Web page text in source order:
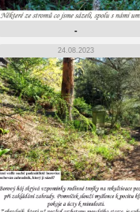
-
24.08.2023